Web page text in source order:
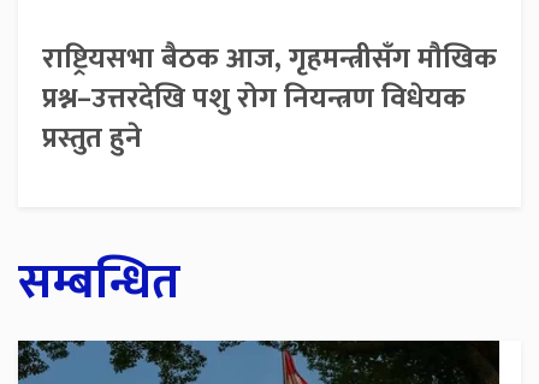
राष्ट्रियसभा बैठक आज, गृहमन्त्रीसँग मौखिक
प्रश्न–उत्तरदेखि पशु रोग नियन्त्रण विधेयक
प्रस्तुत हुने
सम्बन्धित